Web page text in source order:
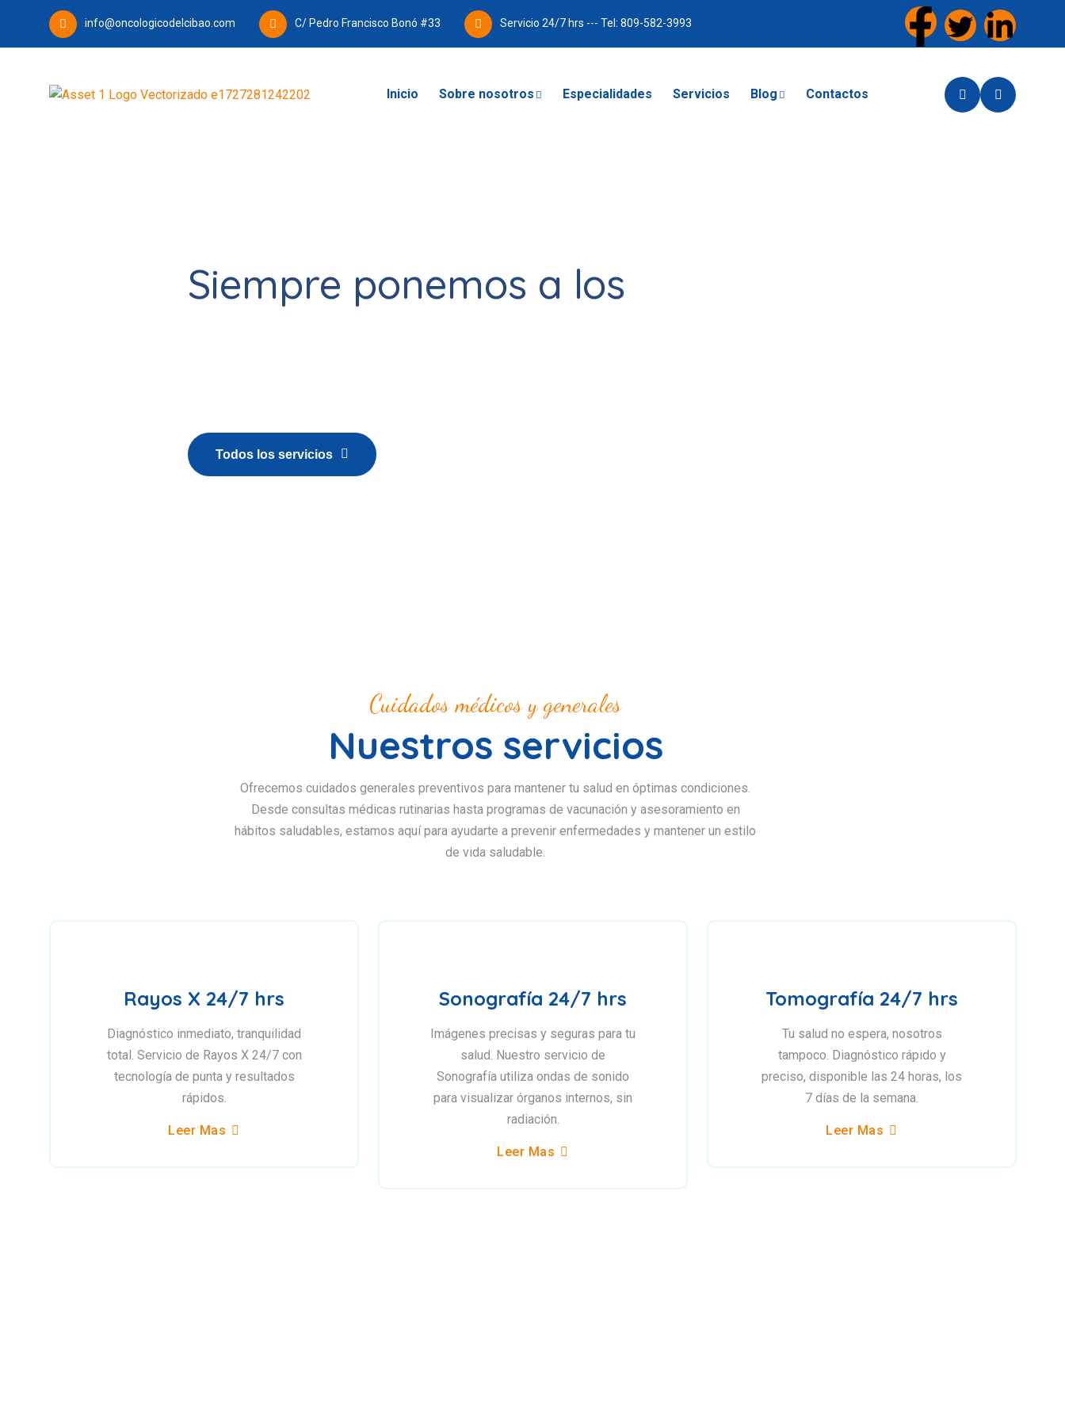
info@oncologicodelcibao.com C/ Pedro Francisco Bonó #33 Servicio 24/7 hrs --- Tel: 809-582-3993
Inicio Sobre nosotros Especialidades Servicios Blog Contactos
Siempre ponemos a los
Todos los servicios
Cuidados médicos y generales
Nuestros servicios
Ofrecemos cuidados generales preventivos para mantener tu salud en óptimas condiciones.
Desde consultas médicas rutinarias hasta programas de vacunación y asesoramiento en
hábitos saludables, estamos aquí para ayudarte a prevenir enfermedades y mantener un estilo
de vida saludable.
Rayos X 24/7 hrs
Diagnóstico inmediato, tranquilidad
total. Servicio de Rayos X 24/7 con
tecnología de punta y resultados
rápidos.
Leer Mas
Sonografía 24/7 hrs
Imágenes precisas y seguras para tu
salud. Nuestro servicio de
Sonografía utiliza ondas de sonido
para visualizar órganos internos, sin
radiación.
Leer Mas
Tomografía 24/7 hrs
Tu salud no espera, nosotros
tampoco. Diagnóstico rápido y
preciso, disponible las 24 horas, los
7 días de la semana.
Leer Mas